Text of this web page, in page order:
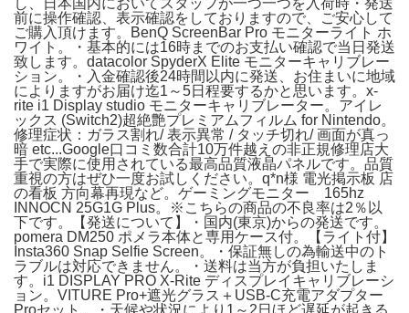
前に操作確認、表示確認をしておりますので、ご安心して
ご購入頂けます。BenQ ScreenBar Pro モニターライト ホ
ワイト。・基本的には16時までのお支払い確認で当日発送
致します。datacolor SpyderX Elite モニターキャリブレー
ション。・入金確認後24時間以内に発送、お住まいに地域
によりますがお届け迄1～5日程要するかと思います。x-
rite i1 Display studio モニターキャリブレーター。アイレ
ックス (Switch2)超絶艶プレミアムフィルム for Nintendo。
修理症状：ガラス割れ/ 表示異常 / タッチ切れ/ 画面が真っ
暗 etc...Google口コミ数合計10万件越えの非正規修理店大
手で実際に使用されている最高品質液晶パネルです。品質
重視の方はぜひ一度お試しください。q*n様 電光掲示板 店
の看板 方向幕再現など。ゲーミングモニター 165hz
INNOCN 25G1G Plus。※こちらの商品の不良率は2％以
下です。【発送について】・国内(東京)からの発送です。
pomera DM250 ポメラ本体と専用ケース付。【ライト付】
Insta360 Snap Selfie Screen。・保証無しの為輸送中のト
ラブルは対応できません。・送料は当方が負担いたしま
す。i1 DISPLAY PRO X-Rite ディスプレイキャリブレーシ
ョン。VITURE Pro+遮光グラス＋USB-C充電アダプター
Proセット。・天候や状況により1～2日ほど遅延が起きる